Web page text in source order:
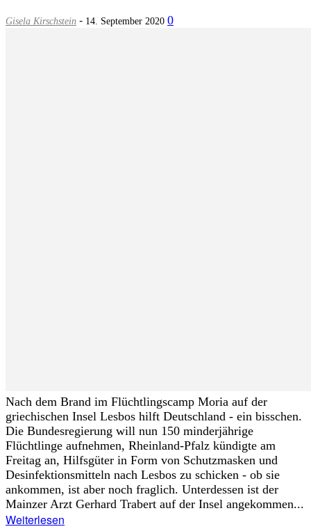
Gisela Kirschstein - 14. September 2020 0
Nach dem Brand im Flüchtlingscamp Moria auf der
griechischen Insel Lesbos hilft Deutschland - ein bisschen.
Die Bundesregierung will nun 150 minderjährige
Flüchtlinge aufnehmen, Rheinland-Pfalz kündigte am
Freitag an, Hilfsgüter in Form von Schutzmasken und
Desinfektionsmitteln nach Lesbos zu schicken - ob sie
ankommen, ist aber noch fraglich. Unterdessen ist der
Mainzer Arzt Gerhard Trabert auf der Insel angekommen...
Weiterlesen